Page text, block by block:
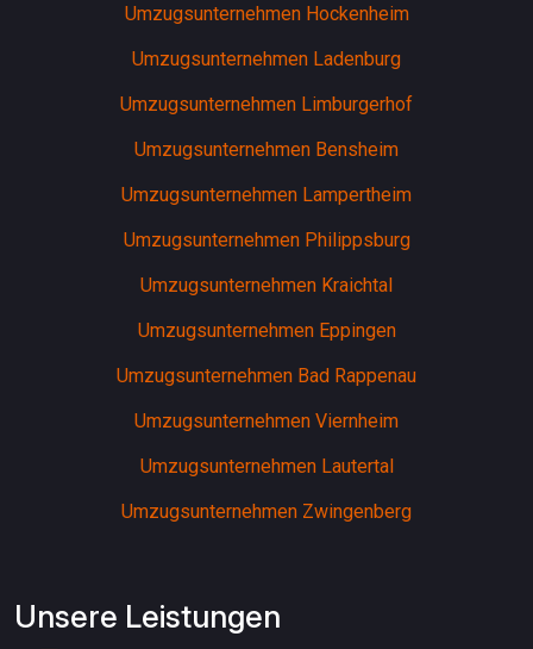
Umzugsunternehmen Hockenheim
Umzugsunternehmen Ladenburg
Umzugsunternehmen Limburgerhof
Umzugsunternehmen Bensheim
Umzugsunternehmen Lampertheim
Umzugsunternehmen Philippsburg
Umzugsunternehmen Kraichtal
Umzugsunternehmen Eppingen
Umzugsunternehmen Bad Rappenau
Umzugsunternehmen Viernheim
Umzugsunternehmen Lautertal
Umzugsunternehmen Zwingenberg
Unsere Leistungen